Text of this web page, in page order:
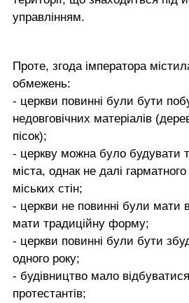
управлінням.
Проте, згода імператора
обмежень:
- церкви повинні були бути
недовговічних матеріалів
пісок);
- церкву можна було будувати
міста, однак не далі гарматного
міських стін;
- церкви не повинні були мати
мати традиційну форму;
- церкви повинні були бути
одного року;
- будівництво мало
протестантів;